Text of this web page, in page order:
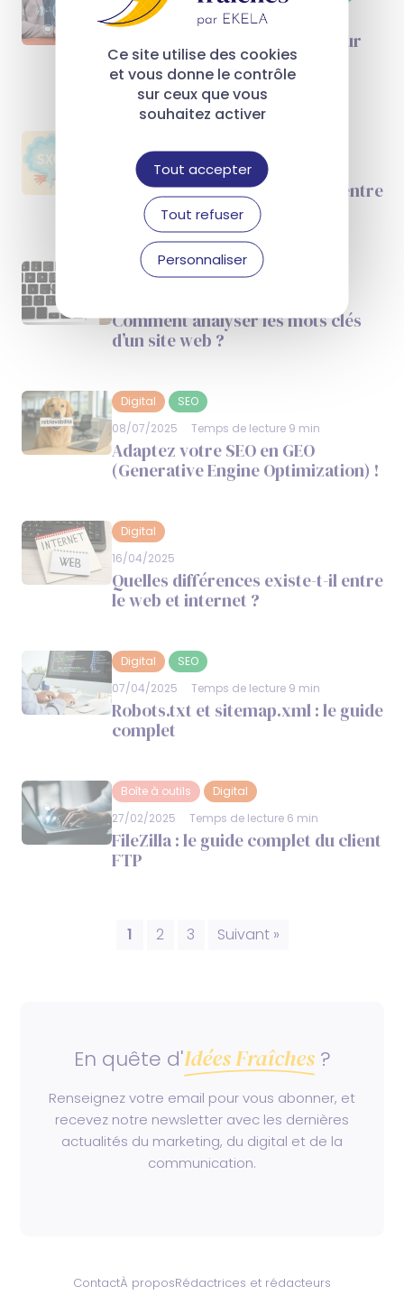
29/08/2025
Temps de lecture 10 min
Quand l’IA arrive dans le secteur
du marketing et de la
communication
07/08/2025
Temps de lecture 9 min
Le SXO : l’alliance stratégique entre
SEO et expérience utilisateur
Digital
Comment analyser les mots clés
d’un site web ?
Digital
SEO
08/07/2025
Temps de lecture 9 min
Adaptez votre SEO en GEO
(Generative Engine Optimization) !
Digital
16/04/2025
Quelles différences existe-t-il entre
le web et internet ?
Digital
SEO
07/04/2025
Temps de lecture 9 min
Robots.txt et sitemap.xml : le guide
complet
Boîte à outils
Digital
27/02/2025
Temps de lecture 6 min
FileZilla : le guide complet du client
FTP
1 2 3 Suivant »
En quête d'Idées Fraîches?
Renseignez votre email pour vous abonner, et
recevez notre newsletter avec les dernières
actualités du marketing, du digital et de la
communication.
ContactÀ proposRédactrices et rédacteurs
Ce site utilise des cookies
et vous donne le contrôle
sur ceux que vous
souhaitez activer
Tout accepter
Tout refuser
Personnaliser